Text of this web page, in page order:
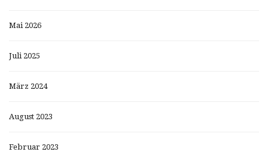
Mai 2026
Juli 2025
März 2024
August 2023
Februar 2023